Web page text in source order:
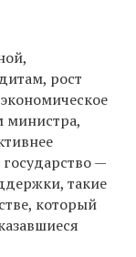
рост
министра,
—
такие
который